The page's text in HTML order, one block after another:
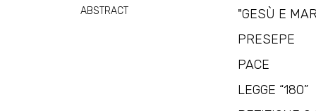
ABSTRACT
"GESÙ E
PRESEPE
PACE
LEGGE “180”